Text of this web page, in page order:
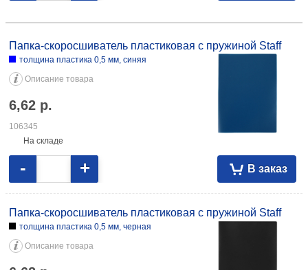
пластика 0,5 мм, синяя 6,62 106345 толщина пластика 0,5 мм, черная
6,62 113368
Папка-скоросшиватель пластиковая с пружиной Staff
толщина пластика 0,5 мм, синяя
Описание товара
6,62 р.
106345
На складе
В заказ
- +
Папка-скоросшиватель пластиковая с пружиной Staff
толщина пластика 0,5 мм, черная
Описание товара